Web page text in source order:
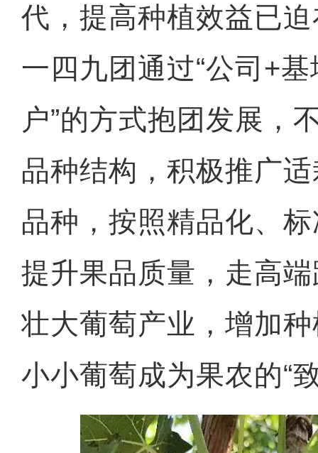
代，提高种植效益已
一四九团通过“公司+
户”的方式抱团发展，
品种结构，积极推广
品种，按照精品化、
提升果品质量，走高
壮大葡萄产业，增加
小小葡萄成为果农的“